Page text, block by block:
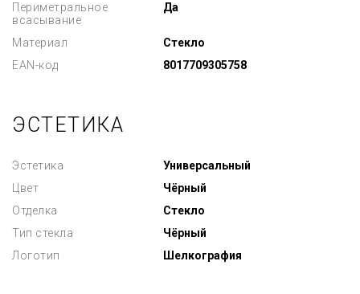
Периметральное
всасывание
Да
Материал
Стекло
EAN-код
8017709305758
ЭСТЕТИКА
Эстетика
Универсальный
Цвет
Чёрный
Отделка
Стекло
Тип стекла
Чёрный
Логотип
Шелкография